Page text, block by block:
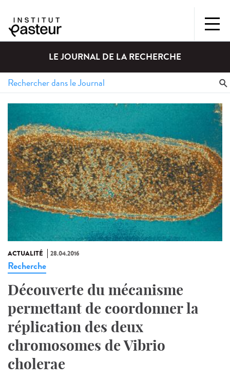
LE JOURNAL DE LA RECHERCHE
ACTUALITÉ 28.04.2016
Recherche
Découverte du mécanisme
permettant de coordonner la
réplication des deux
chromosomes de Vibrio
cholerae